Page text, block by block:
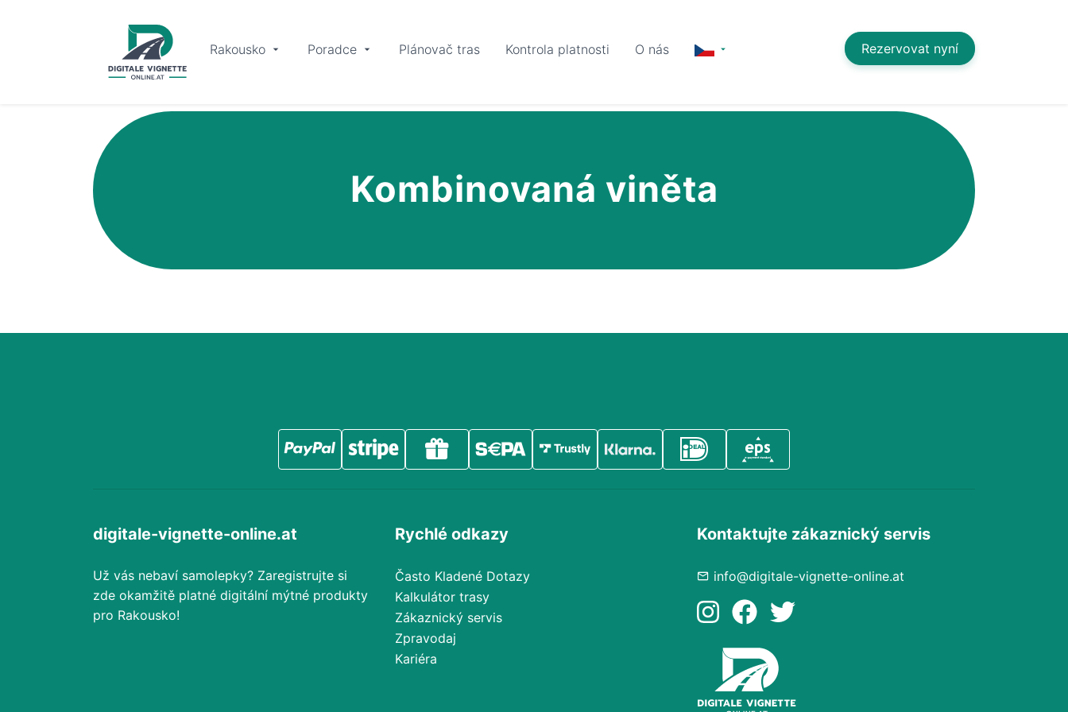
Rakousko Rezervovat nyní
Poradce Plánovač tras Kontrola platnosti O nás
Kombinovaná viněta
digitale-vignette-online.at
Už vás nebaví samolepky? Zaregistrujte si
zde okamžitě platné digitální mýtné produkty
pro Rakousko!
Rychlé odkazy
Často Kladené Dotazy
Kalkulátor trasy
Zákaznický servis
Zpravodaj
Kariéra
Kontaktujte zákaznický servis
info@digitale-vignette-online.at